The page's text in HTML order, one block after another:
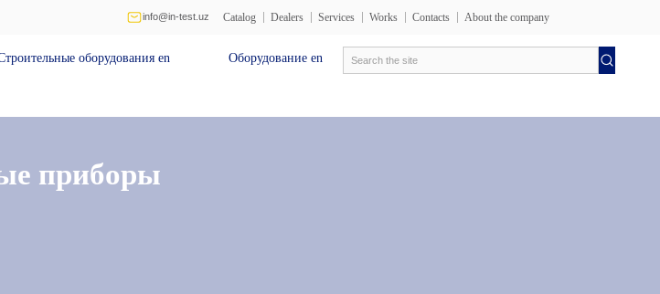
info@in-test.uz Catalog Dealers Services Works Contacts About the company
оборудования en Оборудование en Электротехника лаборатория Испытательные
приборы